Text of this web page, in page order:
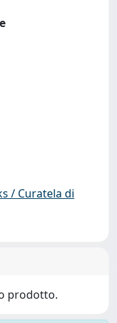
/ Curatela di
prodotto.